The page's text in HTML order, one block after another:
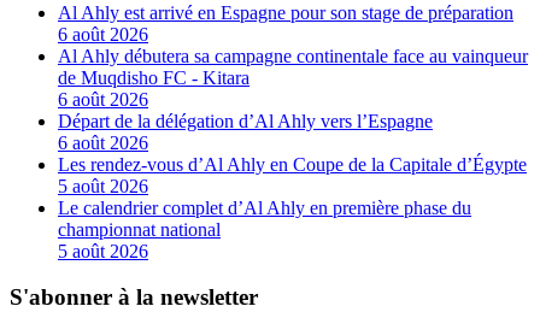
Al Ahly est arrivé en Espagne pour son stage de préparation
6 août 2026
Al Ahly débutera sa campagne continentale face au vainqueur
de Muqdisho FC - Kitara
6 août 2026
Départ de la délégation d’Al Ahly vers l’Espagne
6 août 2026
Les rendez-vous d’Al Ahly en Coupe de la Capitale d’Égypte
5 août 2026
Le calendrier complet d’Al Ahly en première phase du
championnat national
5 août 2026
S'abonner à la newsletter